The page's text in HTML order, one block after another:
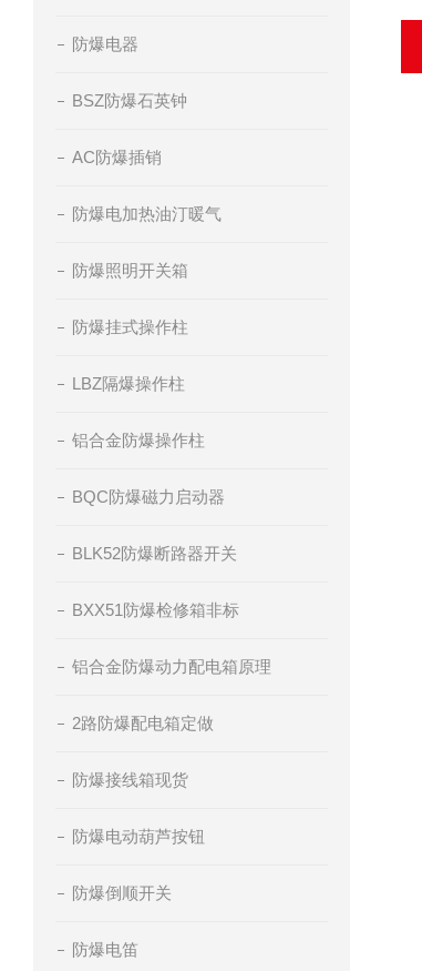
防爆电器
BSZ防爆石英钟
AC防爆插销
防爆电加热油汀暖气
防爆照明开关箱
防爆挂式操作柱
LBZ隔爆操作柱
铝合金防爆操作柱
BQC防爆磁力启动器
BLK52防爆断路器开关
BXX51防爆检修箱非标
铝合金防爆动力配电箱原理
2路防爆配电箱定做
防爆接线箱现货
防爆电动葫芦按钮
防爆倒顺开关
防爆电笛